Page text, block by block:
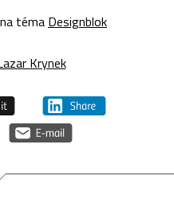
téma Designblok
Krynek